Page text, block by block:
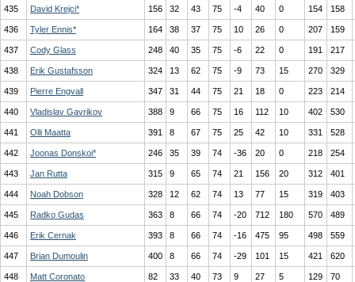
435 David Krejci* 156 32 43 75 -4 40 0 154 158
436 Tyler Ennis* 164 38 37 75 10 26 0 207 159
437 Cody Glass 248 40 35 75 -6 22 0 191 217
438 Erik Gustafsson 324 13 62 75 -9 73 15 270 329
439 Pierre Engvall 347 31 44 75 21 18 0 223 214
440 Vladislav Gavrikov 388 9 66 75 16 112 10 402 530
441 Olli Maatta 391 8 67 75 25 42 10 331 528
442 Joonas Donskoi* 246 35 39 74 -36 20 0 218 254
443 Jan Rutta 315 9 65 74 21 156 20 312 401
444 Noah Dobson 328 12 62 74 13 77 15 319 403
445 Radko Gudas 363 8 66 74 -20 712 180 570 489
446 Erik Cernak 393 8 66 74 -16 475 95 498 559
447 Brian Dumoulin 400 8 66 74 -29 101 15 421 620
448 Matt Coronato 82 33 40 73 9 27 5 129 70